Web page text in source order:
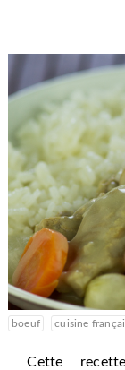
boeuf cuisine
Cette